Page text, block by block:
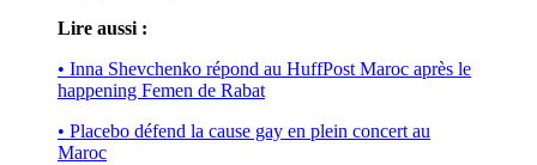
Lire aussi :
• Inna Shevchenko répond au HuffPost Maroc après le
happening Femen de Rabat
• Placebo défend la cause gay en plein concert au
Maroc